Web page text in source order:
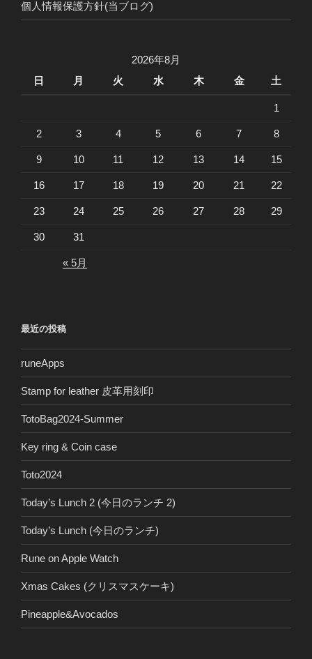
個人情報保護方針(当ブログ)
2026年8月
日
月 火 水 木 金 土
1
2 3 4 5 6 7 8
9 10 11 12 13 14 15
16 17 18 19 20 21 22
23 24 25 26 27 28 29
30 31
« 5月
最近の投稿
runeApps
Stamp for leather 皮革用刻印
TotoBag2024-Summer
Key ring & Coin case
Toto2024
Today’s Lunch 2 (今日のランチ 2)
Today’s Lunch (今日のランチ)
Rune on Apple Watch
Xmas Cakes (クリスマスケーキ)
Pineapple&Avocados